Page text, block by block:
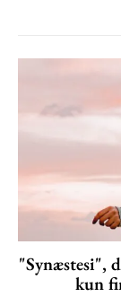
"Synæstesi",
kun